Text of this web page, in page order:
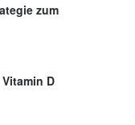
zum
D